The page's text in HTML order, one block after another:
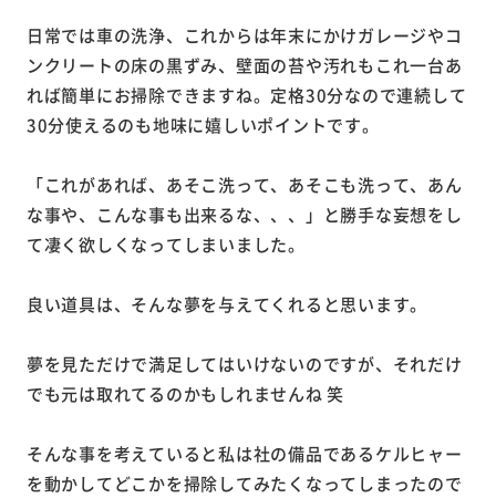
日常では車の洗浄、これからは年末にかけガレージやコ
ンクリートの床の黒ずみ、壁面の苔や汚れもこれ一台あ
れば簡単にお掃除できますね。定格30分なので連続して
30分使えるのも地味に嬉しいポイントです。
「これがあれば、あそこ洗って、あそこも洗って、あん
な事や、こんな事も出来るな、、、」と勝手な妄想をし
て凄く欲しくなってしまいました。
良い道具は、そんな夢を与えてくれると思います。
夢を見ただけで満足してはいけないのですが、それだけ
でも元は取れてるのかもしれませんね 笑
そんな事を考えていると私は社の備品であるケルヒャー
を動かしてどこかを掃除してみたくなってしまったので